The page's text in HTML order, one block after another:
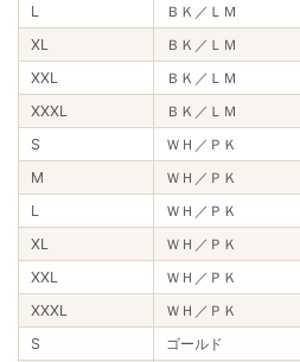
L
ＢＫ／ＬＭ
XL
ＢＫ／ＬＭ
XXL
ＢＫ／ＬＭ
XXXL
ＢＫ／ＬＭ
S
ＷＨ／ＰＫ
M
ＷＨ／ＰＫ
L
ＷＨ／ＰＫ
XL
ＷＨ／ＰＫ
XXL
ＷＨ／ＰＫ
XXXL
ＷＨ／ＰＫ
S
ゴールド